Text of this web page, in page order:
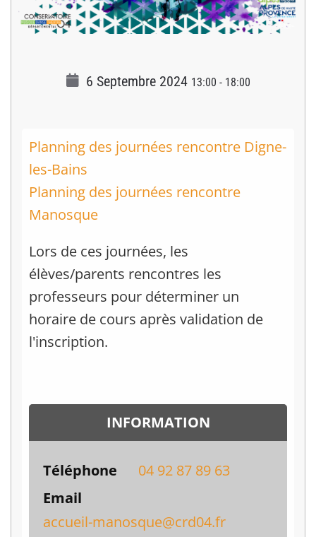
6 Septembre 2024 13:00 - 18:00
Planning des journées rencontre Digne-
les-Bains
Planning des journées rencontre
Manosque
Lors de ces journées, les
élèves/parents rencontres les
professeurs pour déterminer un
horaire de cours après validation de
l'inscription.
INFORMATION
Téléphone
04 92 87 89 63
Email
accueil-manosque@crd04.fr